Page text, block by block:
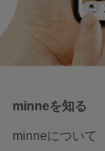
minneを知る
minneについて